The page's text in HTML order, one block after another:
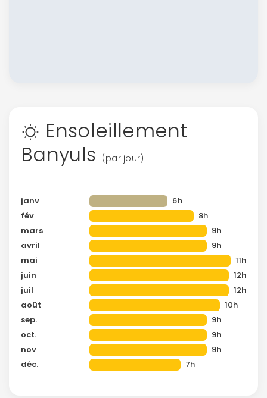
Ensoleillement
Banyuls (par jour)
janv
6h
fév
8h
mars
9h
avril
9h
mai
11h
juin
12h
juil
12h
août
10h
sep.
9h
oct.
9h
nov
9h
déc.
7h